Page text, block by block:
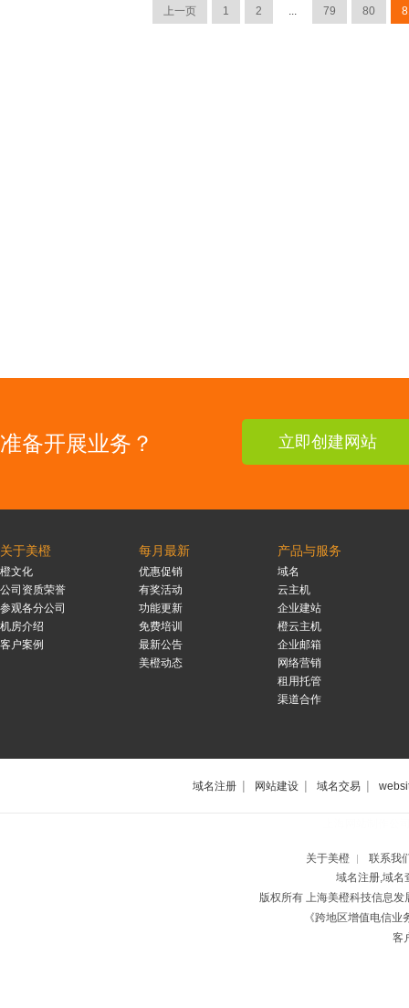
上一页 1 2 ... 79 80
准备开展业务？ 立即创建网站
关于美橙
橙文化
公司资质荣誉
参观各分公司
机房介绍
客户案例
每月最新
优惠促销
有奖活动
功能更新
免费培训
最新公告
美橙动态
产品与服务
域名
云主机
企业建站
橙云主机
企业邮箱
网络营销
租用托管
渠道合作
域名注册 | 网站建设 | 域名交易 |
关于美橙 |
联系我
域名注册,域名
版权所有 上海美橙科技信息
《跨地区增值电信
客